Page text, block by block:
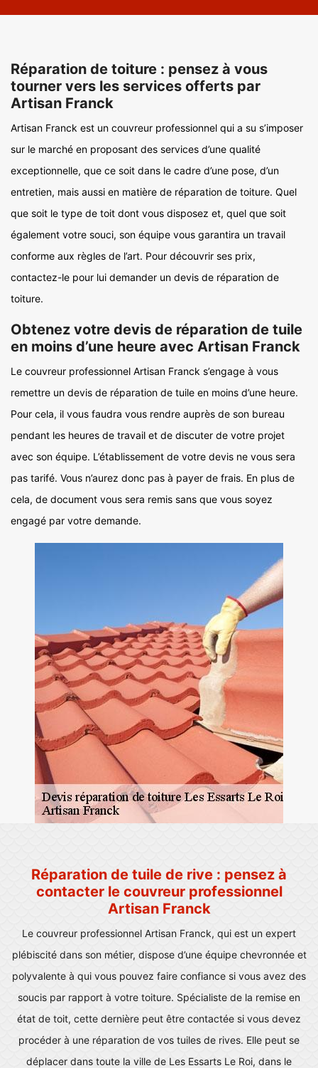
Réparation de toiture : pensez à vous
tourner vers les services offerts par
Artisan Franck
Artisan Franck est un couvreur professionnel qui a su s’imposer
sur le marché en proposant des services d’une qualité
exceptionnelle, que ce soit dans le cadre d’une pose, d’un
entretien, mais aussi en matière de réparation de toiture. Quel
que soit le type de toit dont vous disposez et, quel que soit
également votre souci, son équipe vous garantira un travail
conforme aux règles de l’art. Pour découvrir ses prix,
contactez-le pour lui demander un devis de réparation de
toiture.
Obtenez votre devis de réparation de tuile
en moins d’une heure avec Artisan Franck
Le couvreur professionnel Artisan Franck s’engage à vous
remettre un devis de réparation de tuile en moins d’une heure.
Pour cela, il vous faudra vous rendre auprès de son bureau
pendant les heures de travail et de discuter de votre projet
avec son équipe. L’établissement de votre devis ne vous sera
pas tarifé. Vous n’aurez donc pas à payer de frais. En plus de
cela, de document vous sera remis sans que vous soyez
engagé par votre demande.
Réparation de tuile de rive : pensez à
contacter le couvreur professionnel
Artisan Franck
Le couvreur professionnel Artisan Franck, qui est un expert
plébiscité dans son métier, dispose d’une équipe chevronnée et
polyvalente à qui vous pouvez faire confiance si vous avez des
soucis par rapport à votre toiture. Spécialiste de la remise en
état de toit, cette dernière peut être contactée si vous devez
procéder à une réparation de vos tuiles de rives. Elle peut se
déplacer dans toute la ville de Les Essarts Le Roi, dans le